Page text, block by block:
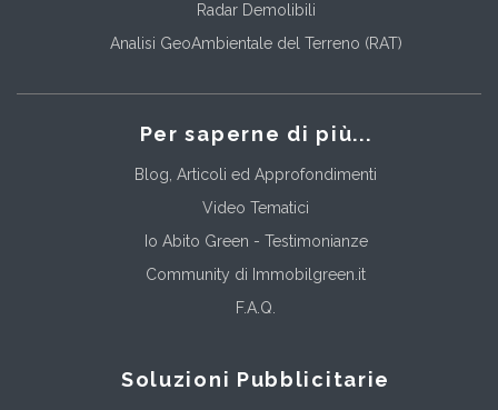
Radar Demolibili
Analisi GeoAmbientale del Terreno (RAT)
Per saperne di più...
Blog, Articoli ed Approfondimenti
Video Tematici
Io Abito Green - Testimonianze
Community di Immobilgreen.it
F.A.Q.
Soluzioni Pubblicitarie